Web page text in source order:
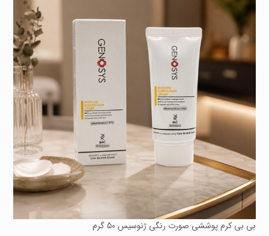
بی بی کرم پوششی صورت رنگی ژنوسیس 50 گرم